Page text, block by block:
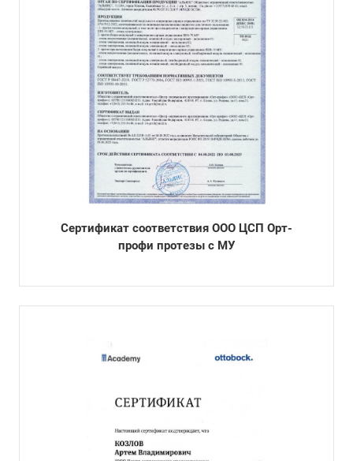
Сертификат соответствия ООО ЦСП Орт-
профи протезы с МУ